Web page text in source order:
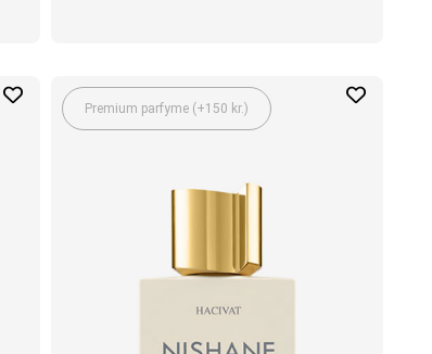
Premium parfyme (+150 kr.)